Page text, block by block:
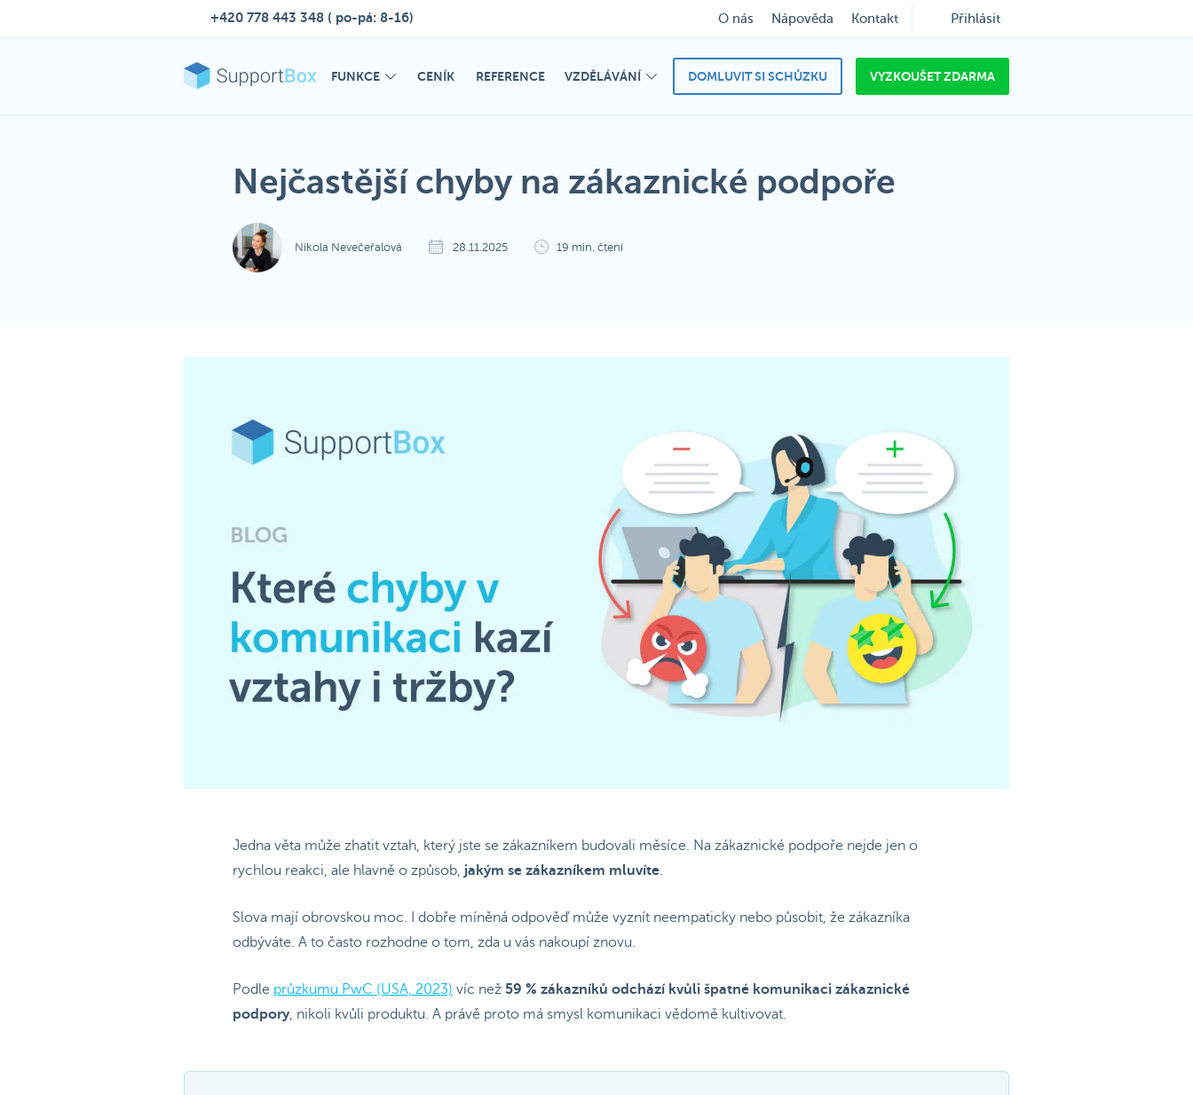
+420 778 443 348 ( po-pá: 8-16) O nás Nápověda Kontakt Přihlásit
FUNKCE CENÍK REFERENCE VZDĚLÁVÁNÍ DOMLUVIT SI SCHŮZKU VYZKOUŠET ZDARMA
Nejčastější chyby na zákaznické podpoře
Nikola Nevečeřalová 28.11.2025 19 min. čtení
Jedna věta může zhatit vztah, který jste se zákazníkem budovali měsíce. Na zákaznické podpoře nejde jen o
rychlou reakci, ale hlavně o způsob, jakým se zákazníkem mluvíte.
Slova mají obrovskou moc. I dobře míněná odpověď může vyznít neempaticky nebo působit, že zákazníka
odbýváte. A to často rozhodne o tom, zda u vás nakoupí znovu.
Podle průzkumu PwC (USA, 2023) víc než 59 % zákazníků odchází kvůli špatné komunikaci zákaznické
podpory, nikoli kvůli produktu. A právě proto má smysl komunikaci vědomě kultivovat.